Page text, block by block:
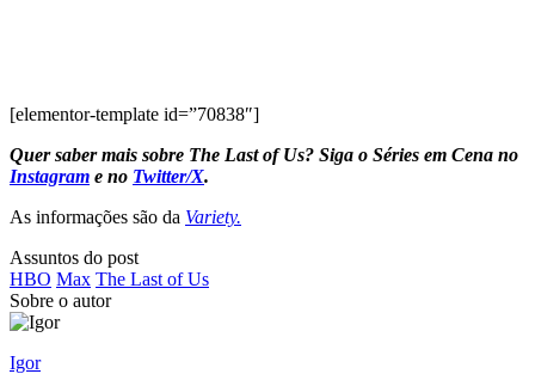
[elementor-template id=”70838″]
Quer saber mais sobre The Last of Us? Siga o Séries em Cena no
Instagram e no Twitter/X.
As informações são da Variety.
Assuntos do post
HBO Max The Last of Us
Sobre o autor
Igor